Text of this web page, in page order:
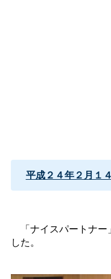
平成２４年２月１
「ナイスパートナー
した。